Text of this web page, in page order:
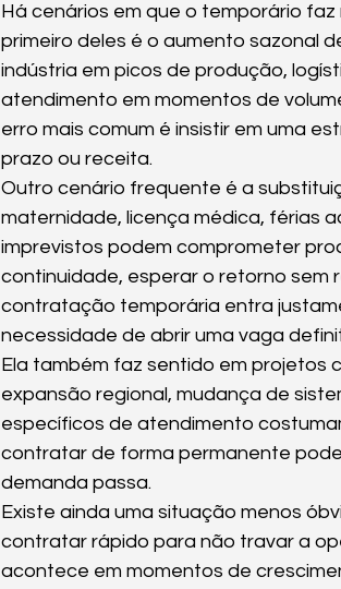
Há cenários em que o temporário
primeiro deles é o aumento sazonal
indústria em picos de produção,
atendimento em momentos de
erro mais comum é insistir em uma
prazo ou receita.
Outro cenário frequente é a
maternidade, licença médica, férias
imprevistos podem comprometer
continuidade, esperar o retorno sem
contratação temporária entra
necessidade de abrir uma vaga
Ela também faz sentido em projetos
expansão regional, mudança de
específicos de atendimento
contratar de forma permanente
demanda passa.
Existe ainda uma situação menos
contratar rápido para não travar a
acontece em momentos de